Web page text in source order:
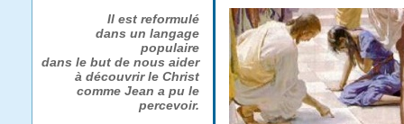
Il est reformulé
dans un langage
populaire
dans le but de nous aider
à découvrir le Christ
comme Jean a pu le
percevoir.